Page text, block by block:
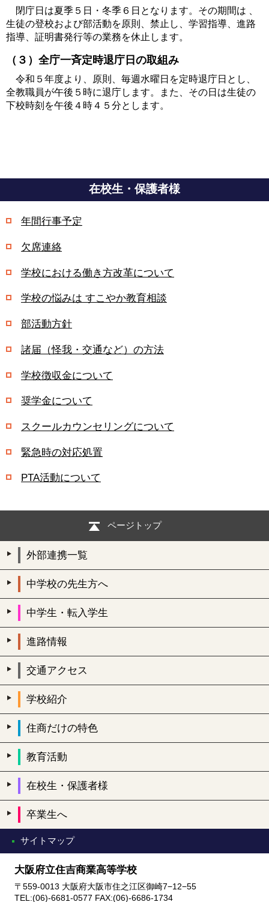
閉庁日は夏季５日・冬季６日となります。その期間は 、
生徒の登校および部活動を原則、禁止し、学習指導、進路
指導、証明書発行等の業務を休止します。
（３）全庁一斉定時退庁日の取組み
令和５年度より、原則、毎週水曜日を定時退庁日とし、
全教職員が午後５時に退庁します。また、その日は生徒の
下校時刻を午後４時４５分とします。
在校生・保護者様
年間行事予定
欠席連絡
学校における働き方改革について
学校の悩みは すこやか教育相談
部活動方針
諸届（怪我・交通など）の方法
学校徴収金について
奨学金について
スクールカウンセリングについて
緊急時の対応処置
PTA活動について
ページトップ
外部連携一覧
中学校の先生方へ
中学生・転入学生
進路情報
交通アクセス
学校紹介
住商だけの特色
教育活動
在校生・保護者様
卒業生へ
サイトマップ
大阪府立住吉商業高等学校
〒559-0013 大阪府大阪市住之江区御崎7−12−55
TEL:(06)-6681-0577 FAX:(06)-6686-1734